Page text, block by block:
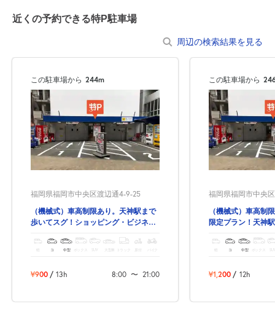
近くの予約できる特P駐車場
周辺の検索結果を見る
この駐車場から 244m
福岡県福岡市中央区渡辺通4-9-25
（機械式）車高制限あり。天神駅まで
歩いてスグ！ショッピング・ビジネ
軽 コ 中型 ボックス SUV 大型車 トラック バイク
¥900 / 13h 8:00 〜 21:00
この駐車場から
福岡県福岡市中央
（機械式）車高制
限定プラン！天神
軽 コ 中型 ボックス
¥1,200 / 12h